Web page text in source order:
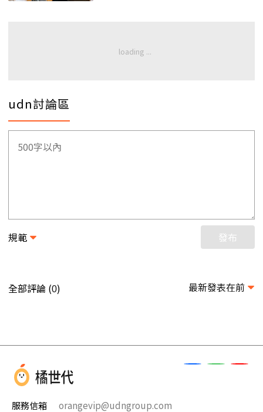
udn討論區
規範 發布
全部評論 (0) 最新發表在前
服務信箱 orangevip@udngroup.com